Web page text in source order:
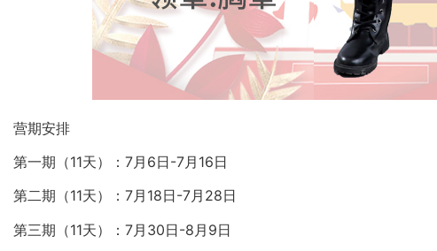
营期安排
第一期（11天）：7月6日-7月16日
第二期（11天）：7月18日-7月28日
第三期（11天）：7月30日-8月9日